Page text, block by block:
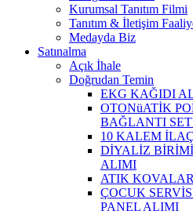
Kurumsal Tanıtım Filmi
Tanıtım & İletişim
Medayda Biz
Satınalma
Açık İhale
Doğrudan Temin
EKG KAĞIDI
OTONüATİK
BAĞLANTI
10 KALEM
DİYALİZ
ALIMI
ATIK
ÇOCUK
PANEL ALIMI